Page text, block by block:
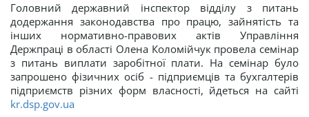
Головний державний інспектор відділу з питань
додержання законодавства про працю, зайнятість та
інших нормативно-правових актів Управління
Держпраці в області Олена Коломійчук провела семінар
з питань виплати заробітної плати. На семінар було
запрошено фізичних осіб - підприємців та бухгалтерів
підприємств різних форм власності, йдеться на сайті
kr.dsp.gov.ua